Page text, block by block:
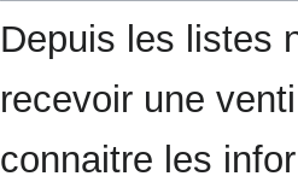
Depuis les listes
recevoir une
connaitre les